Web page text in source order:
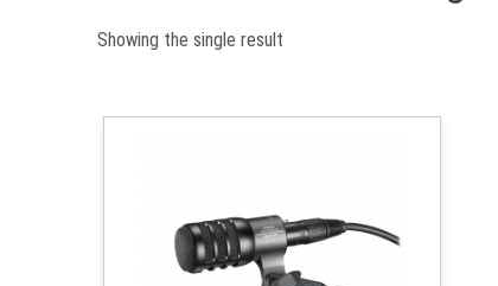
Showing the single result